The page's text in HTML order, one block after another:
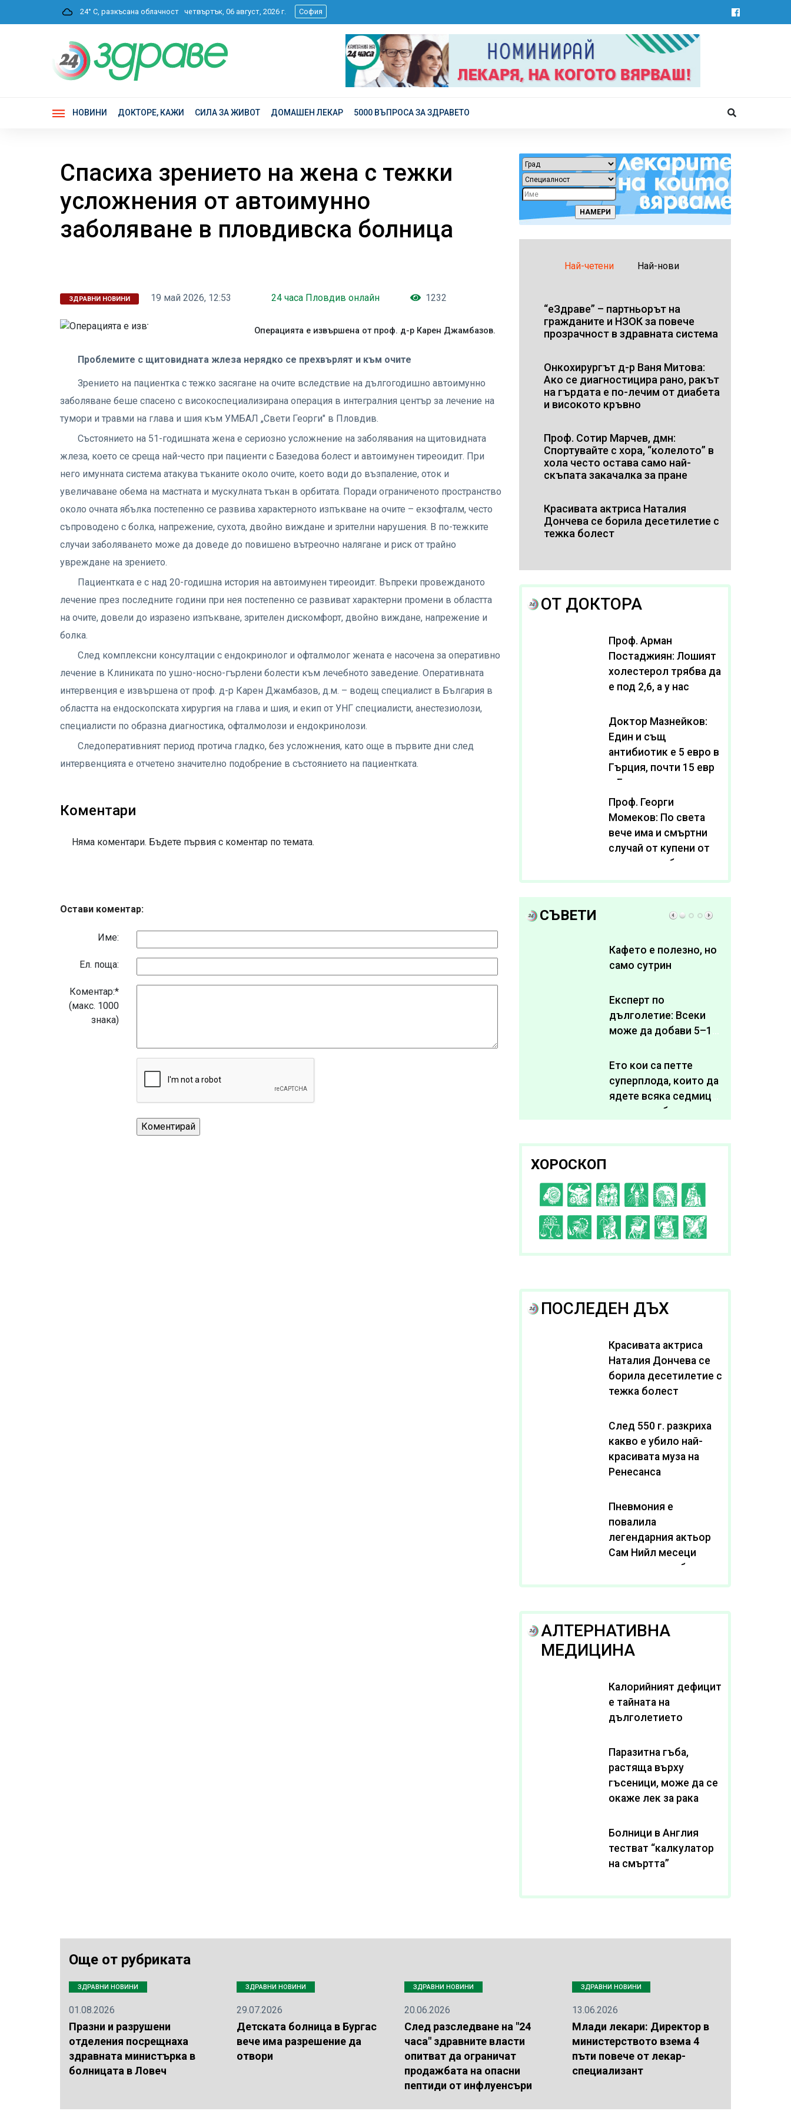
24° C, разкъсана облачност четвъртък, 06 август, 2026 г. София
НОВИНИ ДОКТОРЕ, КАЖИ СИЛА ЗА ЖИВОТ ДОМАШЕН ЛЕКАР 5000 ВЪПРОСА ЗА ЗДРАВЕТО
Спасиха зрението на жена с тежки
усложнения от автоимунно
заболяване в пловдивска болница
ЗДРАВНИ НОВИНИ 19 май 2026, 12:53 24 часа Пловдив онлайн 1232
Операцията е извършена от проф. д-р Карен Джамбазов.
Проблемите с щитовидната жлеза нерядко се прехвърлят и към очите
Зрението на пациентка с тежко засягане на очите вследствие на дългогодишно автоимунно
заболяване беше спасено с високоспециализирана операция в интегралния център за лечение на
тумори и травми на глава и шия към УМБАЛ „Свети Георги" в Пловдив.
Състоянието на 51-годишната жена е сериозно усложнение на заболявания на щитовидната
жлеза, което се среща най-често при пациенти с Базедова болест и автоимунен тиреоидит. При
него имунната система атакува тъканите около очите, което води до възпаление, оток и
увеличаване обема на мастната и мускулната тъкан в орбитата. Поради ограниченото пространство
около очната ябълка постепенно се развива характерното изпъкване на очите – екзофталм, често
съпроводено с болка, напрежение, сухота, двойно виждане и зрителни нарушения. В по-тежките
случаи заболяването може да доведе до повишено вътреочно налягане и риск от трайно
увреждане на зрението.
Пациентката е с над 20-годишна история на автоимунен тиреоидит. Въпреки провежданото
лечение през последните години при нея постепенно се развиват характерни промени в областта
на очите, довели до изразено изпъкване, зрителен дискомфорт, двойно виждане, напрежение и
болка.
След комплексни консултации с ендокринолог и офталмолог жената е насочена за оперативно
лечение в Клиниката по ушно-носно-гърлени болести към лечебното заведение. Оперативната
интервенция е извършена от проф. д-р Карен Джамбазов, д.м. – водещ специалист в България в
областта на ендоскопската хирургия на глава и шия, и екип от УНГ специалисти, анестезиолози,
специалисти по образна диагностика, офталмолози и ендокринолози.
Следоперативният период протича гладко, без усложнения, като още в първите дни след
интервенцията е отчетено значително подобрение в състоянието на пациентката.
Коментари
Няма коментари. Бъдете първия с коментар по темата.
Остави коментар:
Име:
Eл. поща:
Коментар:*
(макс. 1000
знака)
Най-четени Най-нови
“еЗдраве” – партньорът на
гражданите и НЗОК за повече
прозрачност в здравната система
Онкохирургът д-р Ваня Митова:
Ако се диагностицира рано, ракът
на гърдата е по-лечим от диабета
и високото кръвно
Проф. Сотир Марчев, дмн:
Спортувайте с хора, “колелото” в
хола често остава само най-
скъпата закачалка за пране
Красивата актриса Наталия
Дончева се борила десетилетие с
тежка болест
ОТ ДОКТОРА
Проф. Арман
Постаджиян: Лошият
холестерол трябва да
е под 2,6, а у нас
нива от 3,2
Доктор Мазнейков:
Един и същ
антибиотик e 5 евро в
Гърция, почти 15 евро
в България
Проф. Георги
Момеков: По света
вече има и смъртни
случай от купени от
интернет субстанции
за отслабване
СЪВЕТИ
Кафето е полезно, но
само сутрин
Експерт по
дълголетие: Всеки
може да добави 5–10
живота си
Ето кои са петте
суперплода, които да
ядете всяка седмица,
за да подобрите
ХОРОСКОП
C D EFGH
I J K L A B
ПОСЛЕДЕН ДЪХ
Красивата актриса
Наталия Дончева се
борила десетилетие с
тежка болест
След 550 г. разкриха
какво е убило най-
красивата муза на
Ренесанса
Пневмония е
повалила
легендарния актьор
Сам Нийл месеци
след като пребори
рака
АЛТЕРНАТИВНА
МЕДИЦИНА
Калорийният дефицит
е тайната на
дълголетието
Паразитна гъба,
растяща върху
гъсеници, може да се
окаже лек за рака
Болници в Англия
тестват “калкулатор
на смъртта”
Още от рубриката
ЗДРАВНИ НОВИНИ
01.08.2026
Празни и разрушени
отделения посрещнаха
здравната министърка в
болницата в Ловеч
ЗДРАВНИ НОВИНИ
29.07.2026
Детската болница в Бургас
вече има разрешение да
отвори
ЗДРАВНИ НОВИНИ
20.06.2026
След разследване на "24
часа" здравните власти
опитват да ограничат
продажбата на опасни
пептиди от инфлуенсъри
ЗДРАВНИ НОВИНИ
13.06.2026
Млади лекари: Директор в
министерството взема 4
пъти повече от лекар-
специализант